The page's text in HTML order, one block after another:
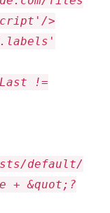
>
!=
default/
+ &quot;?